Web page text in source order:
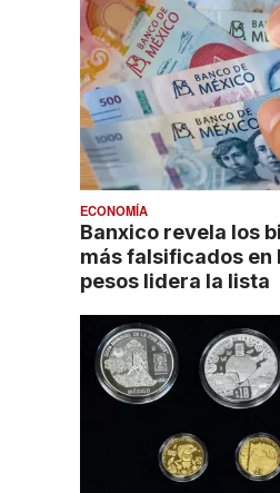
ECONOMÍA
Banxico revela los
más falsificados en
pesos lidera la lista